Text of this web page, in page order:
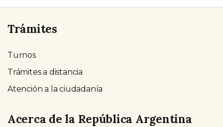
Trámites
Turnos
Trámites a distancia
Atención a la ciudadanía
Acerca de la República Argentina